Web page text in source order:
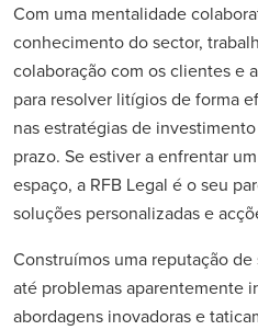
Com uma mentalidade
conhecimento do sector,
colaboração com os clientes e
para resolver litígios de forma
nas estratégias de
prazo. Se estiver a enfrentar
espaço, a RFB Legal é o seu
soluções personalizadas e
Construímos uma reputação
até problemas aparentemente
abordagens inovadoras e